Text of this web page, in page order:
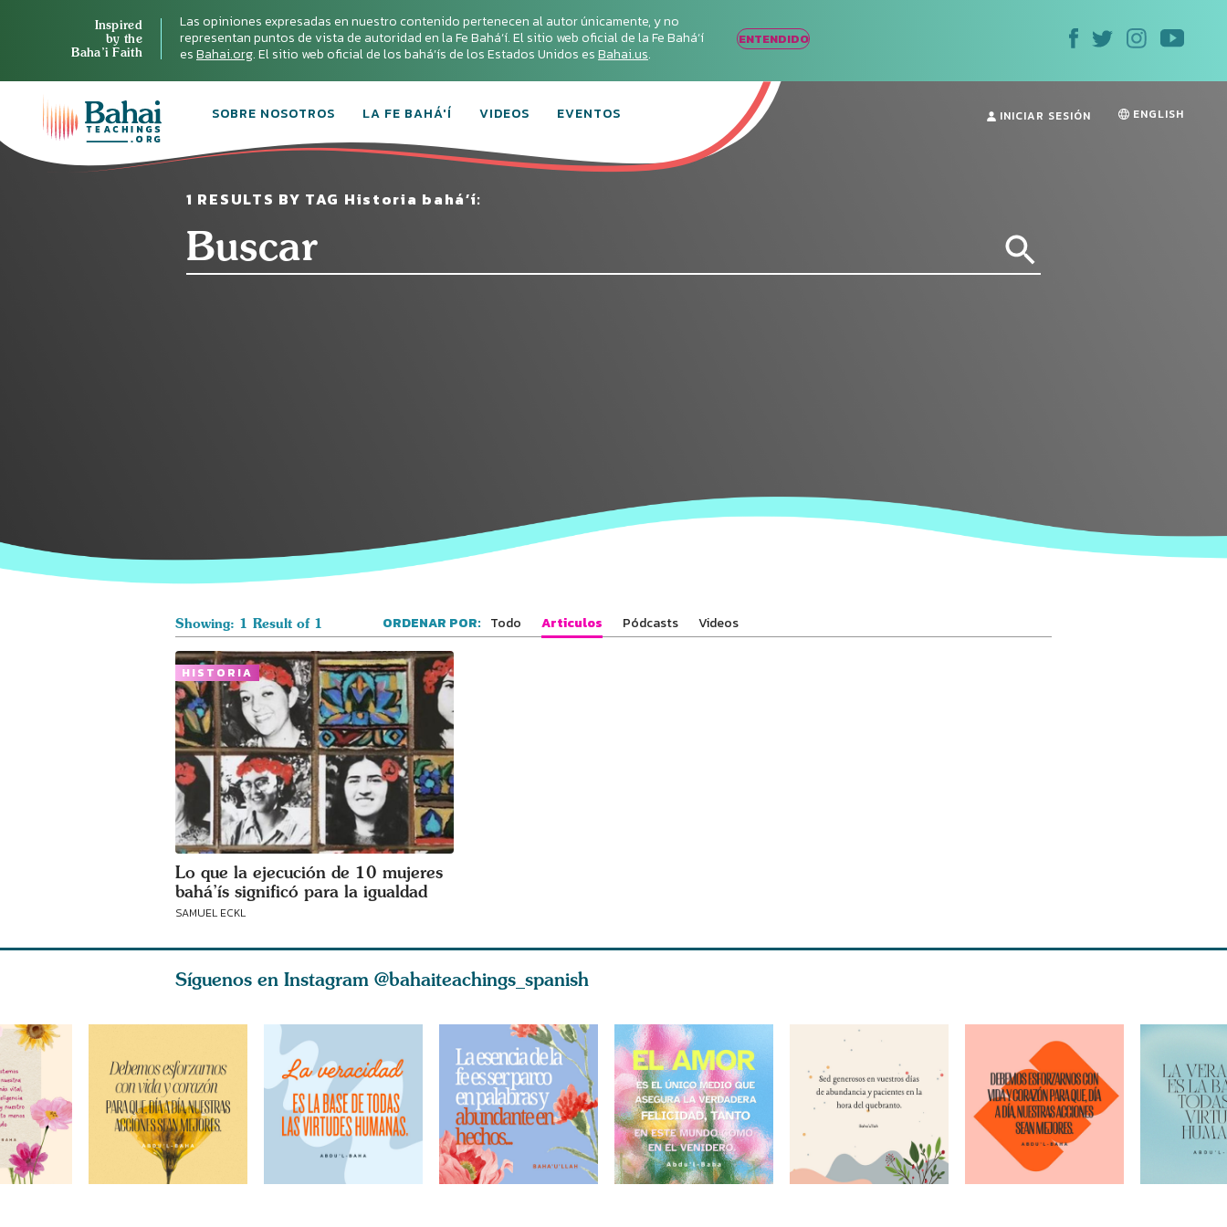
Inspired
by the
Baha’i Faith
Las opiniones expresadas en nuestro contenido pertenecen al autor únicamente, y no
representan puntos de vista de autoridad en la Fe Bahá‘í. El sitio web oficial de la Fe Bahá‘í
esBahai.org. El sitio web oficial de los bahá’ís de los Estados Unidos esBahai.us.
ENTENDIDO
SOBRE NOSOTROS LA FE BAHÁ'Í VIDEOS EVENTOS INICIAR SESIÓN ENGLISH
1 RESULTS BY TAG Historia bahá’í:
Showing: 1 Result of 1 ORDENAR POR: Todo Articulos Pódcasts Videos
HISTORIA
Lo que la ejecución de 10 mujeres
bahá’ís significó para la igualdad
SAMUEL ECKL
Síguenos en Instagram @bahaiteachings_spanish
tu área